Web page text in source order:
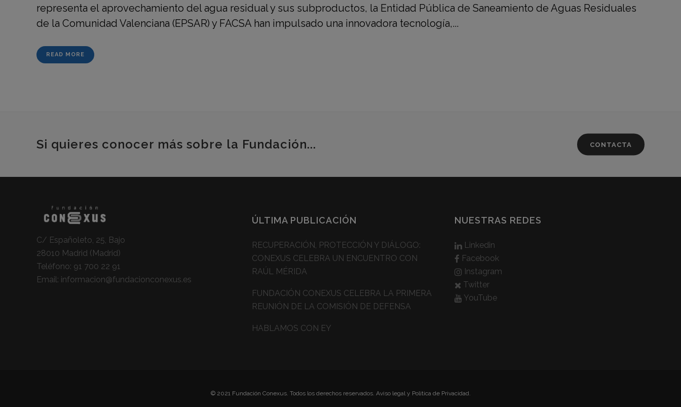
representa el aprovechamiento del agua residual y sus subproductos, la Entidad Pública de Saneamiento de Aguas Residuales
de la Comunidad Valenciana (EPSAR) y FACSA han impulsado una innovadora tecnología,...
READ MORE
Si quieres conocer más sobre la Fundación... CONTACTA
C/ Españoleto, 25, Bajo
28010 Madrid (Madrid)
Teléfono: 91 700 22 91
Email: informacion@fundacionconexus.es
ÚLTIMA PUBLICACIÓN
RECUPERACIÓN, PROTECCIÓN Y DIÁLOGO:
CONEXUS CELEBRA UN ENCUENTRO CON
RAÚL MÉRIDA
FUNDACIÓN CONEXUS CELEBRA LA PRIMERA
REUNIÓN DE LA COMISIÓN DE DEFENSA
HABLAMOS CON EY
NUESTRAS REDES
Linkedin
Facebook
Instagram
Twitter
YouTube
© 2021 Fundación Conexus. Todos los derechos reservados. Aviso legal y Politica de Privacidad.